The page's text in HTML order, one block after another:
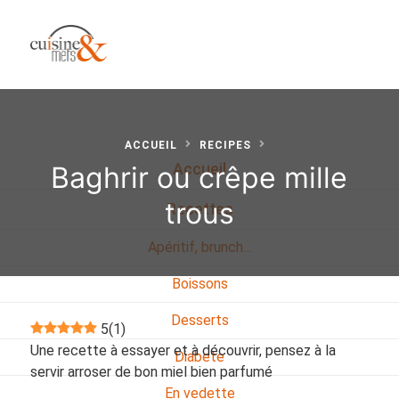
Accueil
Recettes
Apéritif, brunch…
Boissons
Desserts
Diabete
En vedette
ACCUEIL RECIPES
Baghrir ou crêpe mille
trous
5(1)
Une recette à essayer et à découvrir, pensez à la
servir arroser de bon miel bien parfumé